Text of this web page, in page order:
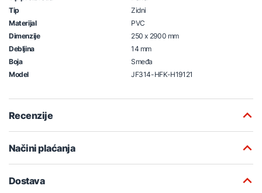
Tip
Zidni
Materijal
PVC
Dimenzije
250 x 2900 mm
Debljina
14 mm
Boja
Smeđa
Model
JF314-HFK-H19121
Recenzije
Načini plaćanja
Dostava